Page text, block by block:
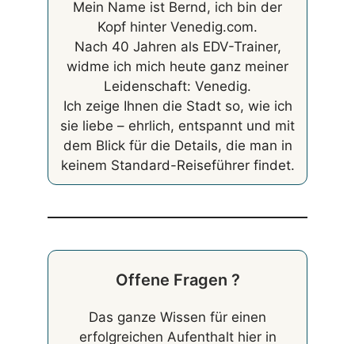
Mein Name ist Bernd, ich bin der
Kopf hinter Venedig.com.
Nach 40 Jahren als EDV-Trainer,
widme ich mich heute ganz meiner
Leidenschaft: Venedig.
Ich zeige Ihnen die Stadt so, wie ich
sie liebe – ehrlich, entspannt und mit
dem Blick für die Details, die man in
keinem Standard-Reiseführer findet.
Offene Fragen ?
Das ganze Wissen für einen
erfolgreichen Aufenthalt hier in